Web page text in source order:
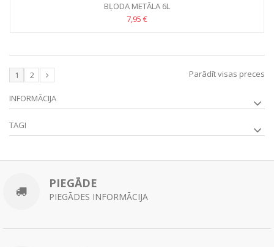
BĻODA METĀLA 6L
7,95 €
Parādīt visas preces
1 2
INFORMĀCIJA
TAGI
PIEGĀDE
PIEGĀDES INFORMĀCIJA